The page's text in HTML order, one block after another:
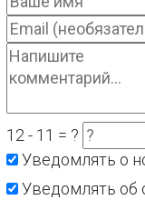
12 - 11 = ?
Уведомлять о
Уведомлять об